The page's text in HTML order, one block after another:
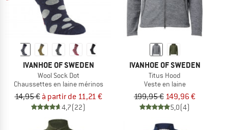
IVANHOE OF SWEDEN
Wool Sock Dot
Chaussettes en laine mérinos
14,95 € à partir de 11,21 €
4,7(22)
IVANHOE OF SWEDEN
Titus Hood
Veste en laine
199,95 € 149,96 €
5,0(4)